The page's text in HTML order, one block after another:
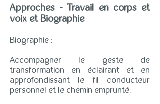
Approches - Travail en corps et
voix et Biographie
Biographie :
Accompagner le geste de
transformation en éclairant et en
approfondissant le fil conducteur
personnel et le chemin emprunté.